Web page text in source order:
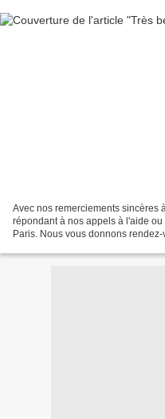
Avec nos remerciements sincères
répondant à nos appels à l'aide
Paris. Nous vous donnons